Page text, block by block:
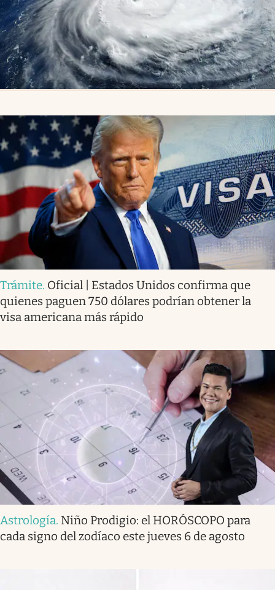
Trámite. Oficial | Estados Unidos confirma que
quienes paguen 750 dólares podrían obtener la
visa americana más rápido
Astrología. Niño Prodigio: el HORÓSCOPO para
cada signo del zodíaco este jueves 6 de agosto